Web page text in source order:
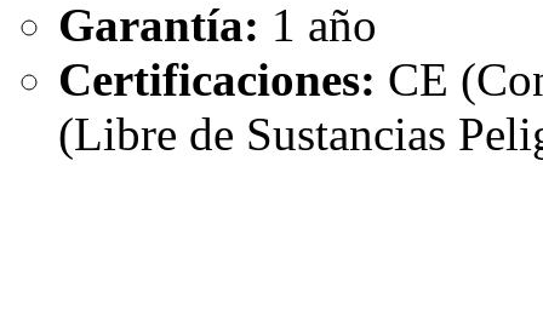
Garantía: 1 año
Certificaciones: CE
(Libre de Sustancias